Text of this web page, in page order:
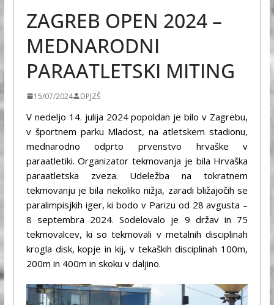
ZAGREB OPEN 2024 –
MEDNARODNI
PARAATLETSKI MITING
15/07/2024 DPJZŠ
V nedeljo 14. julija 2024 popoldan je bilo v Zagrebu,
v športnem parku Mladost, na atletskem stadionu,
mednarodno odprto prvenstvo hrvaške v
paraatletiki. Organizator tekmovanja je bila Hrvaška
paraatletska zveza. Udeležba na tokratnem
tekmovanju je bila nekoliko nižja, zaradi bližajočih se
paralimpisjkih iger, ki bodo v Parizu od 28 avgusta –
8 septembra 2024. Sodelovalo je 9 držav in 75
tekmovalcev, ki so tekmovali v metalnih disciplinah
krogla disk, kopje in kij, v tekaških disciplinah 100m,
200m in 400m in skoku v daljino.